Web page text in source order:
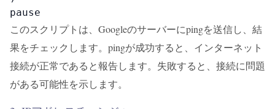
pause
このスクリプトは、Googleのサーバーにpingを送信し、結
果をチェックします。pingが成功すると、インターネット
接続が正常であると報告します。失敗すると、接続に問題
がある可能性を示します。